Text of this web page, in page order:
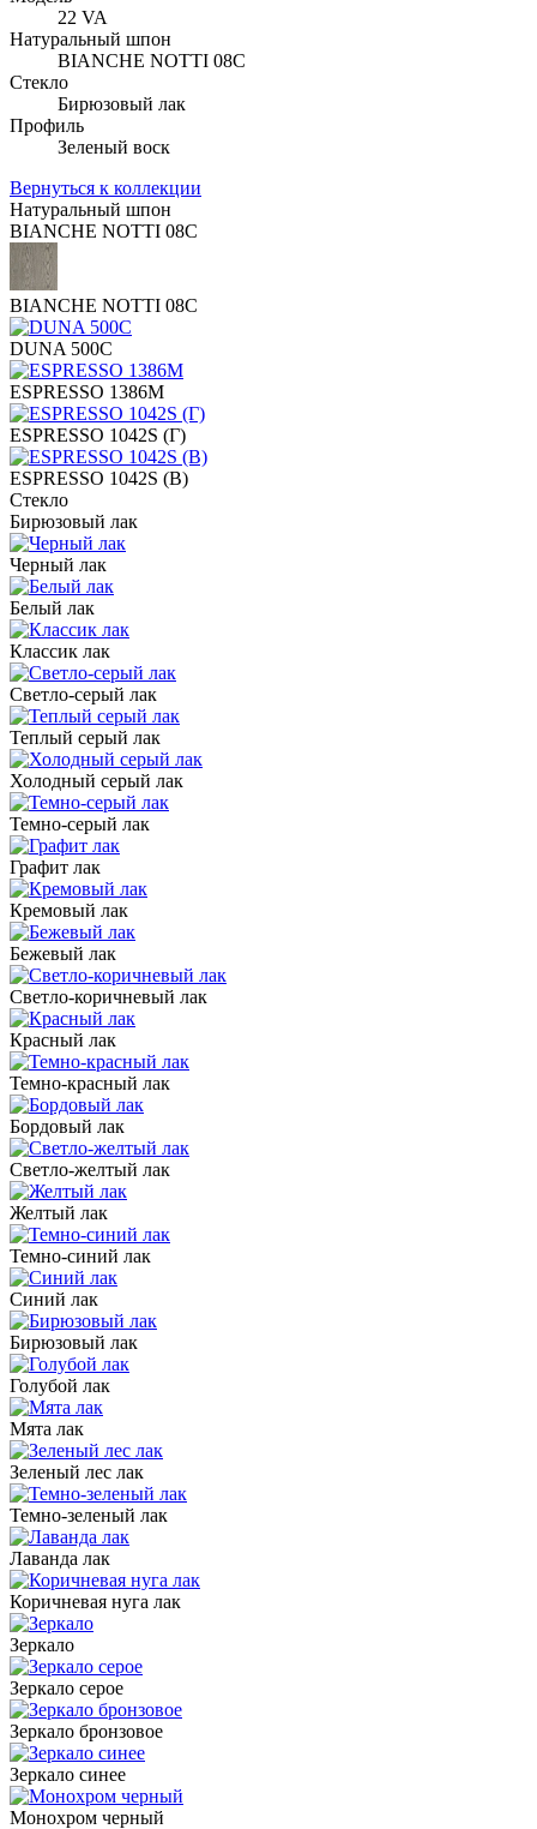
22 VA
Натуральный шпон
BIANCHE NOTTI 08C
Стекло
Бирюзовый лак
Профиль
Зеленый воск
Вернуться к коллекции
Натуральный шпон
BIANCHE NOTTI 08C
BIANCHE NOTTI 08C
DUNA 500C
ESPRESSO 1386M
ESPRESSO 1042S (Г)
ESPRESSO 1042S (В)
Стекло
Бирюзовый лак
Черный лак
Белый лак
Классик лак
Светло-серый лак
Теплый серый лак
Холодный серый лак
Темно-серый лак
Графит лак
Кремовый лак
Бежевый лак
Светло-коричневый лак
Красный лак
Темно-красный лак
Бордовый лак
Светло-желтый лак
Желтый лак
Темно-синий лак
Синий лак
Бирюзовый лак
Голубой лак
Мята лак
Зеленый лес лак
Темно-зеленый лак
Лаванда лак
Коричневая нуга лак
Зеркало
Зеркало серое
Зеркало бронзовое
Зеркало синее
Монохром черный